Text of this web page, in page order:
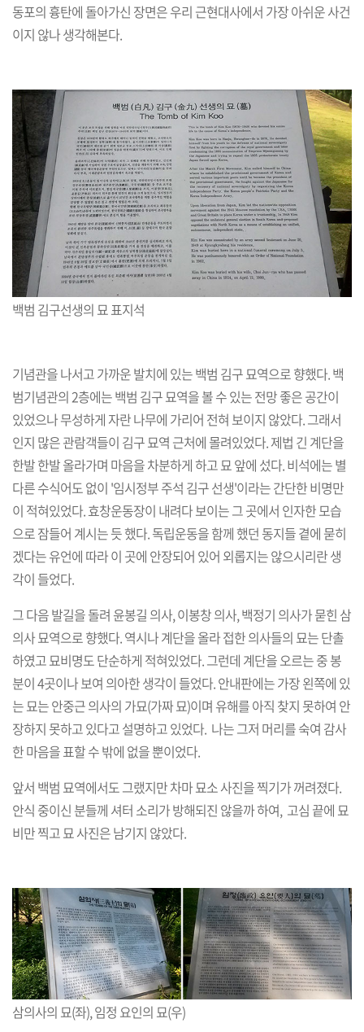
동포의 흉탄에 돌아가신 장면은 우리 근현대사에서 가장 아쉬운 사건
이지 않나 생각해본다.
백범 김구선생의 묘 표지석
기념관을 나서고 가까운 발치에 있는 백범 김구 묘역으로 향했다. 백
범기념관의 2층에는 백범 김구 묘역을 볼 수 있는 전망 좋은 공간이
있었으나 무성하게 자란 나무에 가리어 전혀 보이지 않았다. 그래서
인지 많은 관람객들이 김구 묘역 근처에 몰려있었다. 제법 긴 계단을
한발 한발 올라가며 마음을 차분하게 하고 묘 앞에 섰다. 비석에는 별
다른 수식어도 없이 '임시정부 주석 김구 선생'이라는 간단한 비명만
이 적혀있었다. 효창운동장이 내려다 보이는 그 곳에서 인자한 모습
으로 잠들어 계시는 듯 했다. 독립운동을 함께 했던 동지들 곁에 묻히
겠다는 유언에 따라 이 곳에 안장되어 있어 외롭지는 않으시리란 생
각이 들었다.
그 다음 발길을 돌려 윤봉길 의사, 이봉창 의사, 백정기 의사가 묻힌 삼
의사 묘역으로 향했다. 역시나 계단을 올라 접한 의사들의 묘는 단촐
하였고 묘비명도 단순하게 적혀있었다. 그런데 계단을 오르는 중 봉
분이 4곳이나 보여 의아한 생각이 들었다. 안내판에는 가장 왼쪽에 있
는 묘는 안중근 의사의 가묘(가짜 묘)이며 유해를 아직 찾지 못하여 안
장하지 못하고 있다고 설명하고 있었다. 나는 그저 머리를 숙여 감사
한 마음을 표할 수 밖에 없을 뿐이었다.
앞서 백범 묘역에서도 그랬지만 차마 묘소 사진을 찍기가 꺼려졌다.
안식 중이신 분들께 셔터 소리가 방해되진 않을까 하여, 고심 끝에 묘
비만 찍고 묘 사진은 남기지 않았다.
삼의사의 묘(좌), 임정 요인의 묘(우)